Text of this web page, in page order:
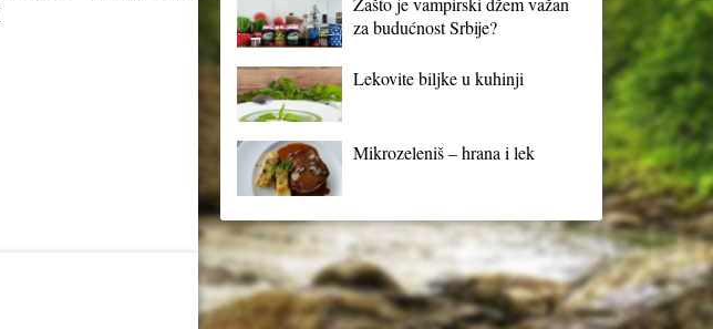
za budućnost Srbije?
Lekovite biljke u kuhinji
Mikrozeleniš – hrana i lek